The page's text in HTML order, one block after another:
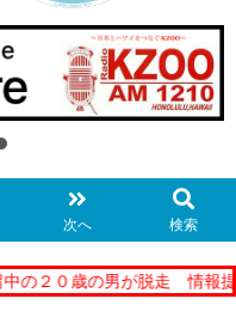
次へ 検索
の２０歳の男が脱走 情報提